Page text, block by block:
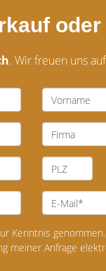
. Wir freuen uns
Kenntnis
meiner Anfrage